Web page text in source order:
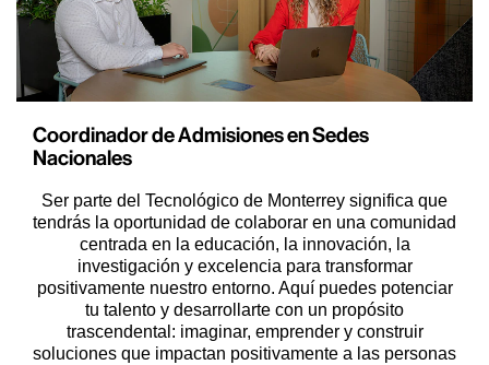
Coordinador de Admisiones en Sedes
Nacionales
Ser parte del Tecnológico de Monterrey significa que
tendrás la oportunidad de colaborar en una comunidad
centrada en la educación, la innovación, la
investigación y excelencia para transformar
positivamente nuestro entorno. Aquí puedes potenciar
tu talento y desarrollarte con un propósito
trascendental: imaginar, emprender y construir
soluciones que impactan positivamente a las personas